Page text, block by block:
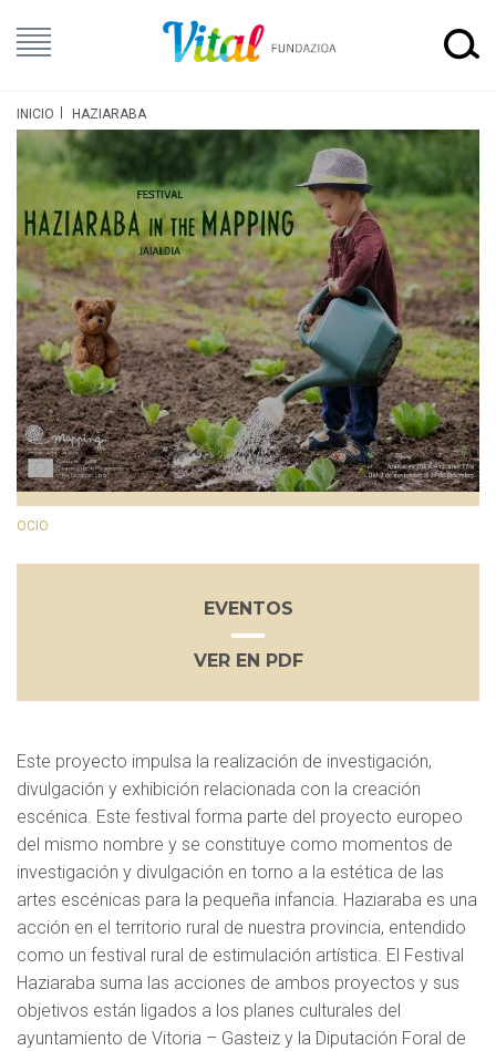
INICIO HAZIARABA
OCIO
EVENTOS
VER EN PDF
Este proyecto impulsa la realización de investigación,
divulgación y exhibición relacionada con la creación
escénica. Este festival forma parte del proyecto europeo
del mismo nombre y se constituye como momentos de
investigación y divulgación en torno a la estética de las
artes escénicas para la pequeña infancia. Haziaraba es una
acción en el territorio rural de nuestra provincia, entendido
como un festival rural de estimulación artística. El Festival
Haziaraba suma las acciones de ambos proyectos y sus
objetivos están ligados a los planes culturales del
ayuntamiento de Vitoria – Gasteiz y la Diputación Foral de